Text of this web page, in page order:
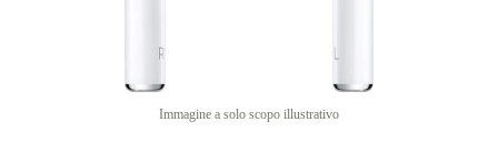
Immagine a solo scopo illustrativo